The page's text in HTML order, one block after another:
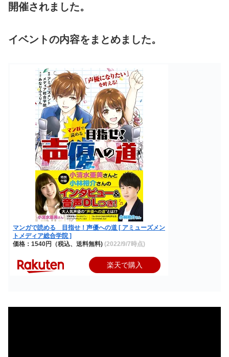
開催されました。
イベントの内容をまとめました。
マンガで読める 目指せ！声優への道 [ アミューズメン
トメディア総合学院 ]
価格：1540円（税込、送料無料) (2022/9/7時点)
楽天で購入